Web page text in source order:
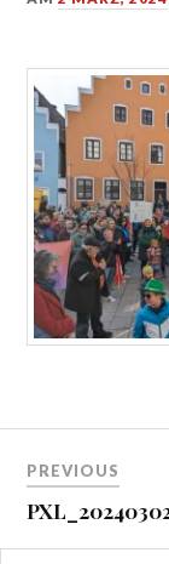
PREVIOUS